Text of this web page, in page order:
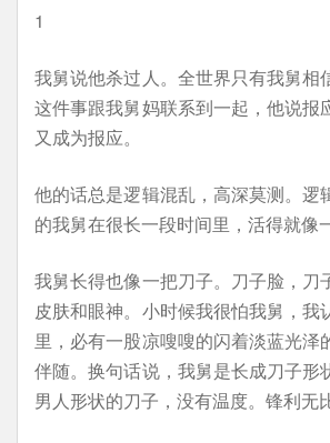
1
我舅说他杀过人。全世界只有我舅相
这件事跟我舅妈联系到一起，他说报
又成为报应。
他的话总是逻辑混乱，高深莫测。逻
的我舅在很长一段时间里，活得就像
我舅长得也像一把刀子。刀子脸，刀
皮肤和眼神。小时候我很怕我舅，我
里，必有一股凉嗖嗖的闪着淡蓝光泽
伴随。换句话说，我舅是长成刀子形
男人形状的刀子，没有温度。锋利无比